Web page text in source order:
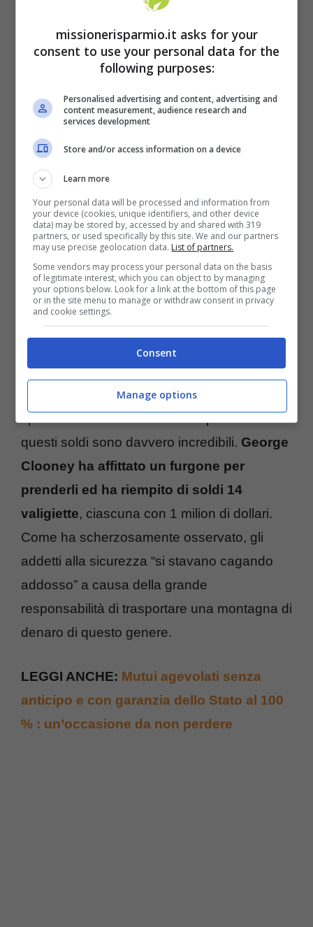
George Clooney (foto Adobestock)
LEGGI ANCHE:Pagamento anticipato
delle pensioni, puoi già recarti in Posta
questi soldi sono davvero incredibili. George
Clooney ha affittato un furgone per
prenderli ed ha riempito di soldi 14
valigiette, ciascuna con 1 milion di dollari.
Come ha scherzosamente osservato, gli
addetti alla sicurezza “si stavano cagando
addosso” a causa della grande
responsabilità di trasportare una montagna di
denaro di questo genere.
LEGGI ANCHE: Mutui agevolati senza
anticipo e con garanzia dello Stato al 100
% : un’occasione da non perdere
missionerisparmio.it asks for your
consent to use your personal data for the
following purposes:
Personalised advertising and content, advertising and
content measurement, audience research and
services development
Store and/or access information on a device
Learn more
Your personal data will be processed and information from
your device (cookies, unique identifiers, and other device
data) may be stored by, accessed by and shared with 319
partners, or used specifically by this site. We and our partners
may use precise geolocation data. List of partners.
Some vendors may process your personal data on the basis
of legitimate interest, which you can object to by managing
your options below. Look for a link at the bottom of this page
or in the site menu to manage or withdraw consent in privacy
and cookie settings.
Consent
Manage options